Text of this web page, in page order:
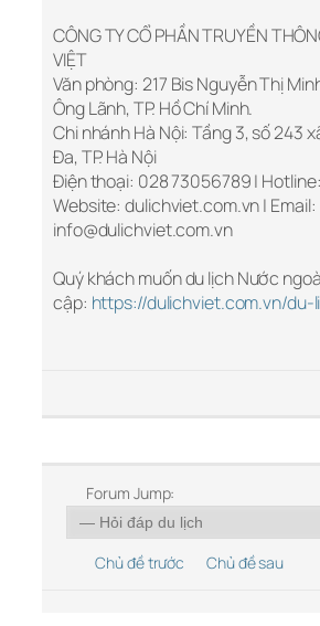
CÔNG TY CỔ PHẦN TRUYỀN
VIỆT
Văn phòng: 217 Bis Nguyễn Thị
Ông Lãnh, TP. Hồ Chí Minh.
Chi nhánh Hà Nội: Tầng 3, số 243
Đa, TP. Hà Nội
Điện thoại: 028 73056789 | Hotline:
Website: dulichviet.com.vn | Email:
info@dulichviet.com.vn
Quý khách muốn du lịch Nước
cập: https://dulichviet.com.vn/du-
Forum Jump:
Chủ đề trước Chủ đề sau